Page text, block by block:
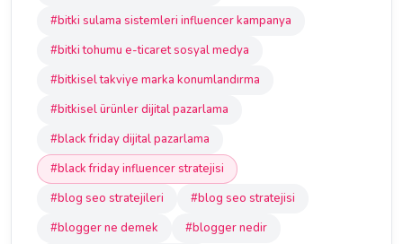
#bitki sulama sistemleri influencer kampanya
#bitki tohumu e-ticaret sosyal medya
#bitkisel takviye marka konumlandırma
#bitkisel ürünler dijital pazarlama
#black friday dijital pazarlama
#black friday influencer stratejisi
#blog seo stratejileri
#blog seo stratejisi
#blogger ne demek
#blogger nedir